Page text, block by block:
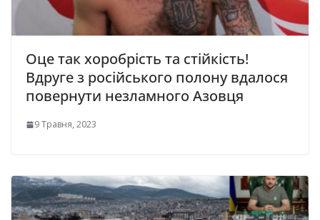
Оце так хоробрість та стійкість!
Вдруге з російського полону вдалося
повернути незламного Азовця
9 Травня, 2023